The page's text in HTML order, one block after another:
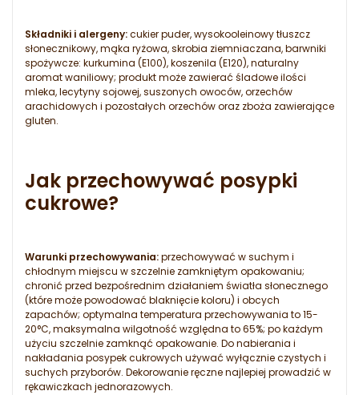
Składniki i alergeny:cukier puder, wysokooleinowy tłuszcz
słonecznikowy, mąka ryżowa, skrobia ziemniaczana, barwniki
spożywcze: kurkumina (E100), koszenila (E120), naturalny
aromat waniliowy; produkt może zawierać śladowe ilości
mleka, lecytyny sojowej, suszonych owoców, orzechów
arachidowych i pozostałych orzechów oraz zboża zawierające
gluten.
Jak przechowywać posypki
cukrowe?
Warunki przechowywania:przechowywać w suchym i
chłodnym miejscu w szczelnie zamkniętym opakowaniu;
chronić przed bezpośrednim działaniem światła słonecznego
(które może powodować blaknięcie koloru) i obcych
zapachów; optymalna temperatura przechowywania to 15-
20°C, maksymalna wilgotność względna to 65%; po każdym
użyciu szczelnie zamknąć opakowanie. Do nabierania i
nakładania posypek cukrowych używać wyłącznie czystych i
suchych przyborów. Dekorowanie ręczne najlepiej prowadzić w
rękawiczkach jednorazowych.